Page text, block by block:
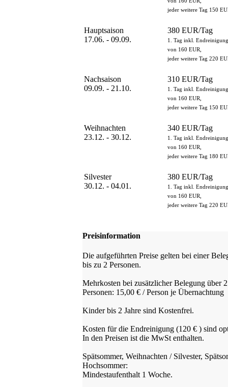
jeder weitere Tag 150
Hauptsaison
17.06. - 09.09.
380 EUR/Tag
1. Tag inkl.
von 160 EUR,
jeder weitere Tag 220
Nachsaison
09.09. - 21.10.
310 EUR/Tag
1. Tag inkl.
von 160 EUR,
jeder weitere Tag 150
Weihnachten
23.12. - 30.12.
340 EUR/Tag
1. Tag inkl.
von 160 EUR,
jeder weitere Tag 180
Silvester
30.12. - 04.01.
380 EUR/Tag
1. Tag inkl.
von 160 EUR,
jeder weitere Tag 220
Preisinformation
Die aufgeführten Preise gelten bei einer
bis zu 2 Personen.
Mehrkosten bei zusätzlicher Belegung über 2
Personen: 15,00 € / Person je Übernachtung
Kinder bis 2 Jahre sind Kostenfrei.
Kosten für die Endreinigung (120 € ) sind
In den Preisen ist die MwSt enthalten.
Spätsommer, Weihnachten / Silvester,
Hochsommer:
Mindestaufenthalt 1 Woche.